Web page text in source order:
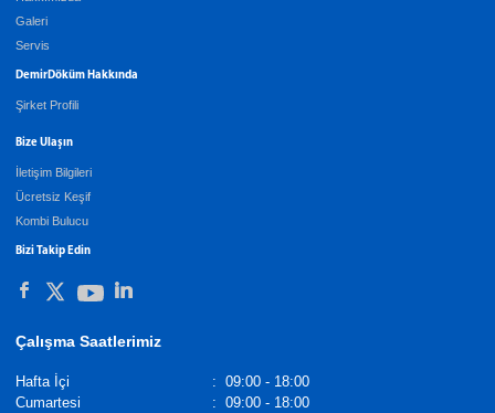
Galeri
Servis
DemirDöküm Hakkında
Şirket Profili
Bize Ulaşın
İletişim Bilgileri
Ücretsiz Keşif
Kombi Bulucu
Bizi Takip Edin
Çalışma Saatlerimiz
Hafta İçi : 09:00 - 18:00
Cumartesi
: 09:00 - 18:00